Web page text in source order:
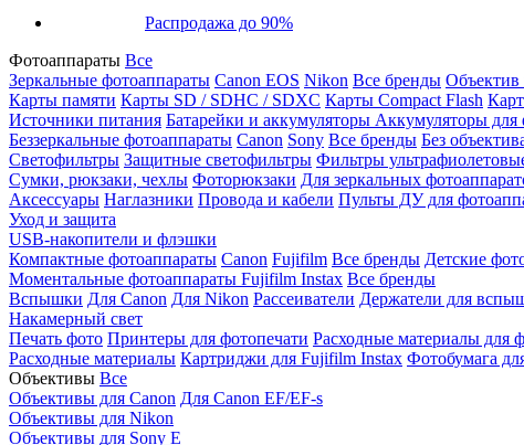
Распродажа до 90%
Фотоаппараты Все
Зеркальные фотоаппараты Canon EOS Nikon Все бренды Объектив
Карты памяти Карты SD / SDHC / SDXC Карты Compact Flash
Источники питания Батарейки и аккумуляторы Аккумуляторы для
Беззеркальные фотоаппараты Canon Sony Все бренды Без
Светофильтры Защитные светофильтры Фильтры
Сумки, рюкзаки, чехлы Фоторюкзаки Для зеркальных
Аксессуары Наглазники Провода и кабели Пульты ДУ для
Уход и защита
USB-накопители и флэшки
Компактные фотоаппараты Canon Fujifilm Все бренды Детские
Моментальные фотоаппараты Fujifilm Instax Все бренды
Вспышки Для Canon Для Nikon Рассеиватели Держатели для
Накамерный свет
Печать фото Принтеры для фотопечати Расходные материалы для
Расходные материалы Картриджи для Fujifilm Instax Фотобумага
Объективы Все
Объективы для Canon Для Canon EF/EF-s
Объективы для Nikon
Объективы для Sony E